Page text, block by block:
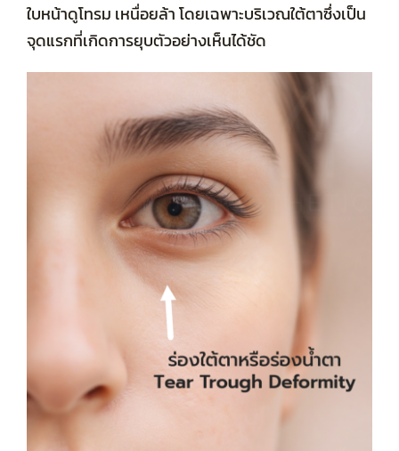
ใบหน้าดูโทรม เหนื่อยล้า โดยเฉพาะบริเวณใต้ตาซึ่งเป็น
จุดแรกที่เกิดการยุบตัวอย่างเห็นได้ชัด